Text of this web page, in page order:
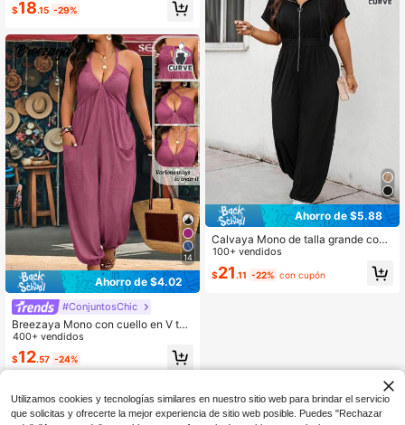
nde, verano 2025
$18.15 -29%
14
Ahorro de $4.02
#ConjuntosChic
Breezaya Mono con cuello en V tex
turizado, bolsillo y cordón, talla gra
nde, para uso casual en casa, salid
as y vacaciones
400+ vendidos
$12.57 -24%
Ahorro de $5.88
Calvaya Mono de talla grande con
mangas cortas, cuello en V, tela text
urizada, cremallera frontal, cintura
ceñida y capucha para uso casual,
100+ vendidos
$21 .11 -22% con cupón
Utilizamos cookies y tecnologías similares en nuestro sitio web para brindar el servicio
que solicitas y ofrecerte la mejor experiencia de sitio web posible. Puedes "Rechazar